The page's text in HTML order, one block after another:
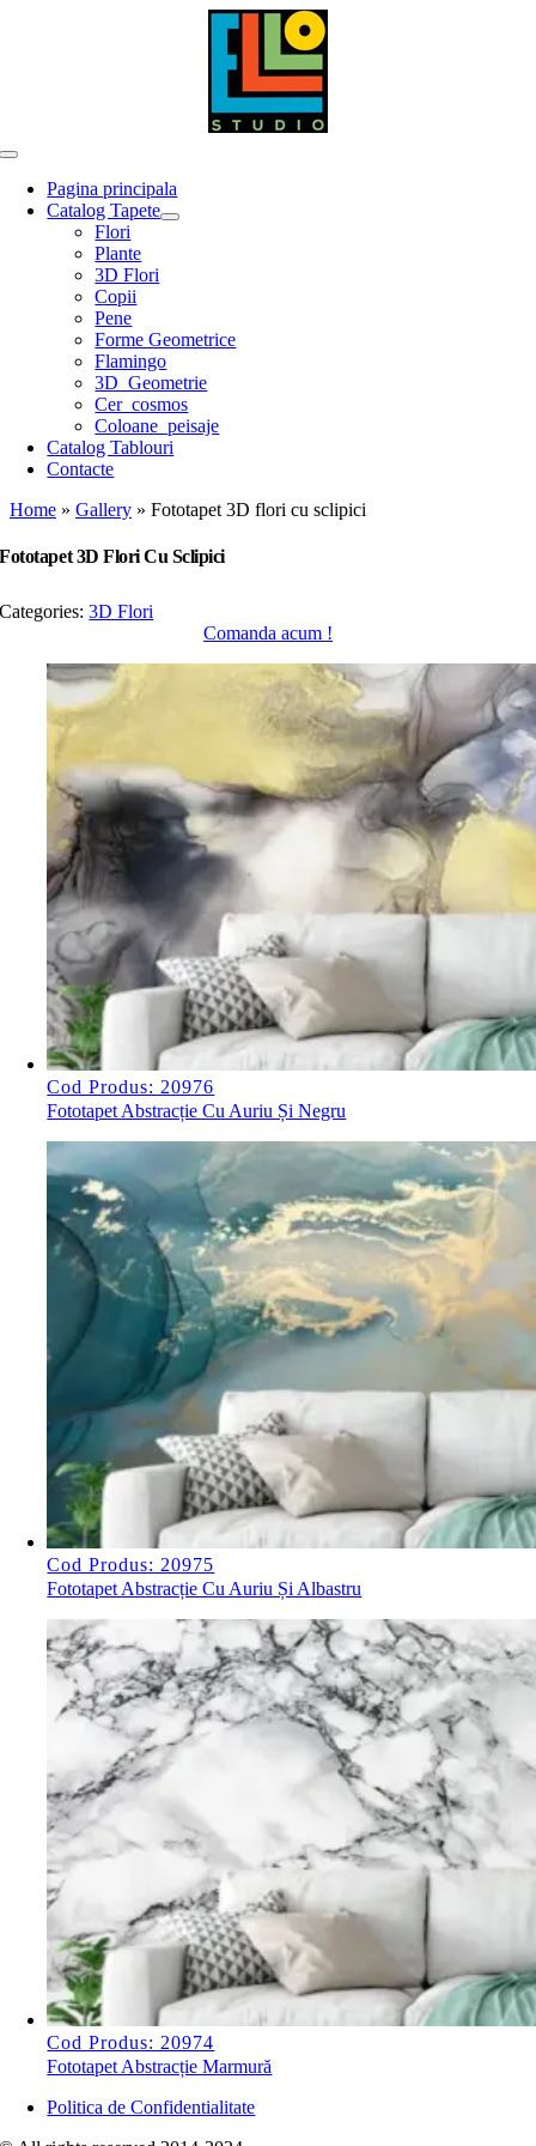
Toggle
NavigationPagina principala
Catalog Tapete
Flori
Plante
3D Flori
Copii
Pene
Forme Geometrice
Flamingo
3D_Geometrie
Cer_cosmos
Coloane_peisaje
Catalog Tablouri
Contacte
Home » Gallery » Fototapet 3D flori cu sclipici
Fototapet 3D Flori Cu Sclipici
Categories:3D Flori
Comanda acum !
Cod Produs: 20976
Fototapet Abstracție Cu Auriu Și Negru
Cod Produs: 20975
Fototapet Abstracție Cu Auriu Și Albastru
Cod Produs: 20974
Fototapet Abstracție Marmură
Politica de Confidentialitate